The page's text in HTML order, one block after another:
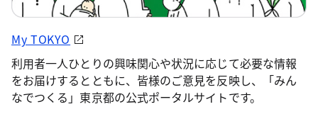
My TOKYO
利用者一人ひとりの興味関心や状況に応じて必要な情報
をお届けするとともに、皆様のご意見を反映し、「みん
なでつくる」東京都の公式ポータルサイトです。